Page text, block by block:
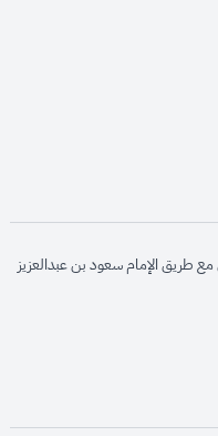
opens in new
مع طريق الإمام سعود بن عبدالعزيز